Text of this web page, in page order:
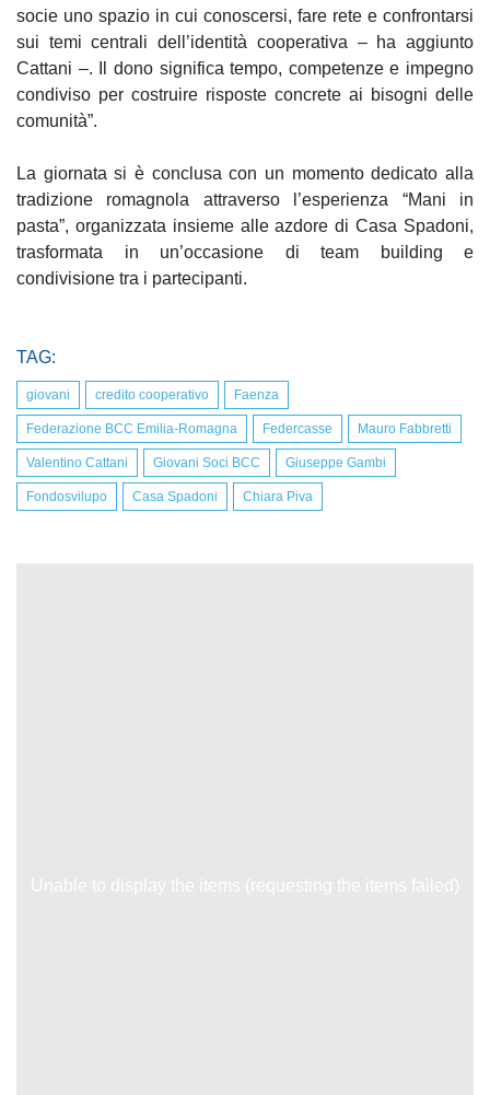
socie uno spazio in cui conoscersi, fare rete e confrontarsi
sui temi centrali dell’identità cooperativa – ha aggiunto
Cattani –. Il dono significa tempo, competenze e impegno
condiviso per costruire risposte concrete ai bisogni delle
comunità”.
La giornata si è conclusa con un momento dedicato alla
tradizione romagnola attraverso l’esperienza “Mani in
pasta”, organizzata insieme alle azdore di Casa Spadoni,
trasformata in un’occasione di team building e
condivisione tra i partecipanti.
TAG:
giovani credito cooperativo Faenza
Federazione BCC Emilia-Romagna Federcasse Mauro Fabbretti
Valentino Cattani Giovani Soci BCC Giuseppe Gambi
Fondosvilupo Casa Spadoni Chiara Piva